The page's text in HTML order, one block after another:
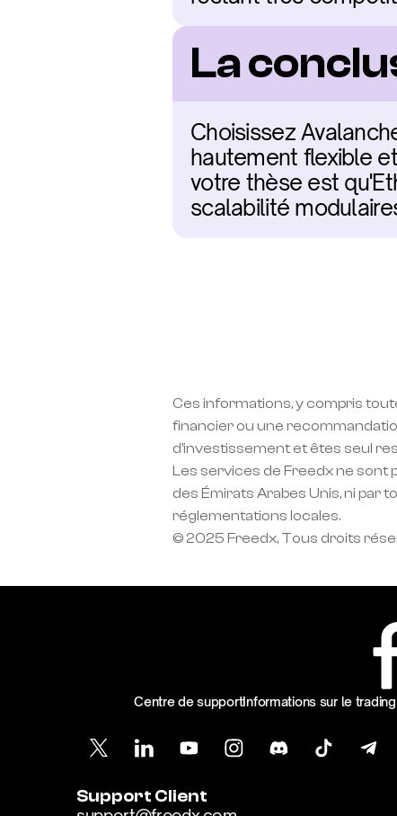
La
Choisissez
hautement flexible
votre thèse est
scalabilité
Ces informations, y compris
financier ou une
d'investissement et êtes seul
Les services de Freedx ne sont
des Émirats Arabes Unis, ni par
réglementations locales.
© 2025 Freedx, Tous droits
Centre de supportInformations sur le
Support Client